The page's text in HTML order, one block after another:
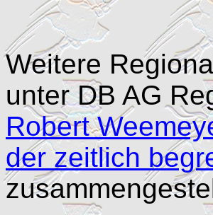
Weitere
unter DB AG
Robert
der zeitlich